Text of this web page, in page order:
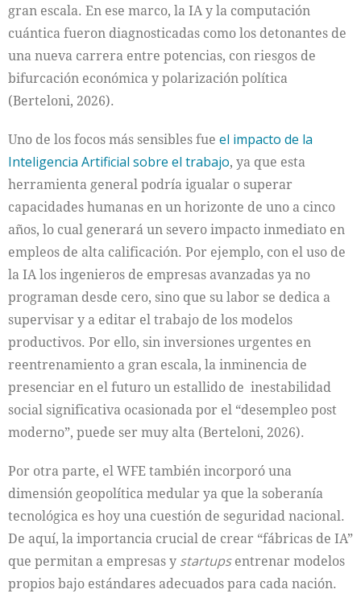
gran escala. En ese marco, la IA y la computación
cuántica fueron diagnosticadas como los detonantes de
una nueva carrera entre potencias, con riesgos de
bifurcación económica y polarización política
(Berteloni, 2026).
Uno de los focos más sensibles fue el impacto de la
Inteligencia Artificial sobre el trabajo, ya que esta
herramienta general podría igualar o superar
capacidades humanas en un horizonte de uno a cinco
años, lo cual generará un severo impacto inmediato en
empleos de alta calificación. Por ejemplo, con el uso de
la IA los ingenieros de empresas avanzadas ya no
programan desde cero, sino que su labor se dedica a
supervisar y a editar el trabajo de los modelos
productivos. Por ello, sin inversiones urgentes en
reentrenamiento a gran escala, la inminencia de
presenciar en el futuro un estallido de inestabilidad
social significativa ocasionada por el “desempleo post
moderno”, puede ser muy alta (Berteloni, 2026).
Por otra parte, el WFE también incorporó una
dimensión geopolítica medular ya que la soberanía
tecnológica es hoy una cuestión de seguridad nacional.
De aquí, la importancia crucial de crear “fábricas de IA”
que permitan a empresas y startupsentrenar modelos
propios bajo estándares adecuados para cada nación.